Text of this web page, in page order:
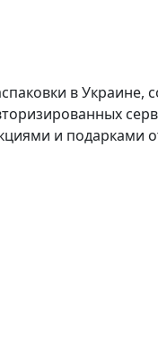
в Украине,
и подарками